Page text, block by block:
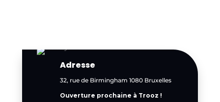
Adresse
32, rue de Birmingham 1080 Bruxelles
Ouverture prochaine à Trooz !